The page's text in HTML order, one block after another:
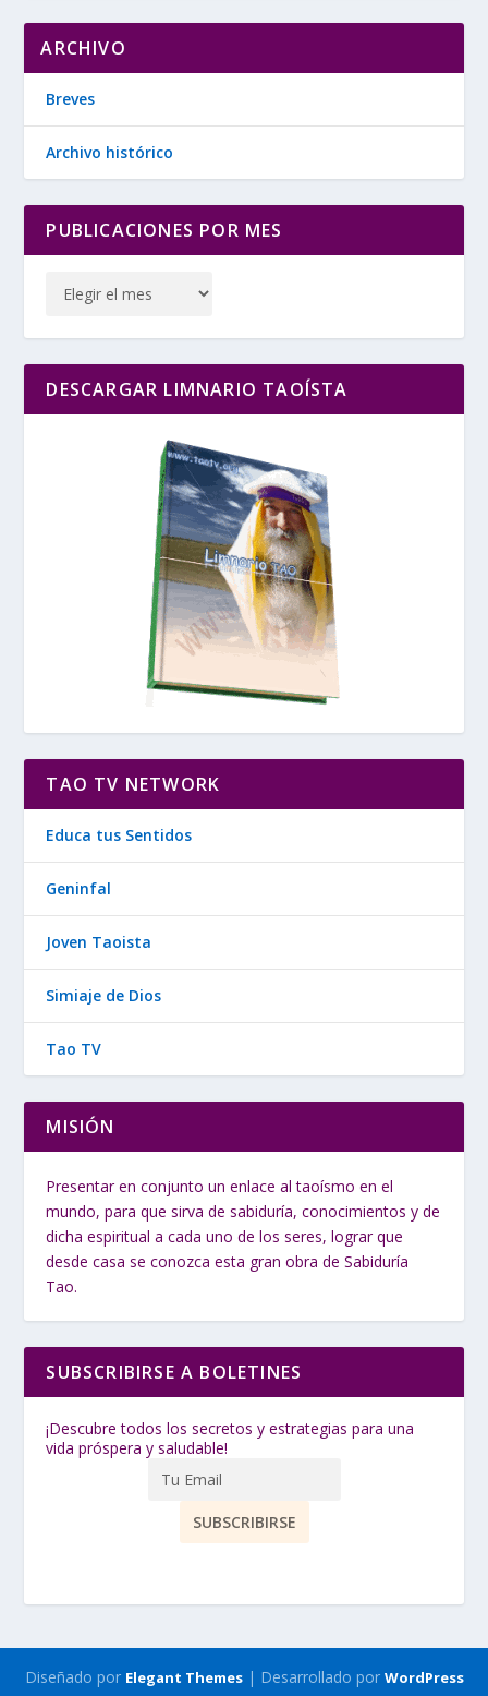
ARCHIVO
Breves
Archivo histórico
PUBLICACIONES POR MES
DESCARGAR LIMNARIO TAOÍSTA
TAO TV NETWORK
Educa tus Sentidos
Geninfal
Joven Taoista
Simiaje de Dios
Tao TV
MISIÓN
Presentar en conjunto un enlace al taoísmo en el
mundo, para que sirva de sabiduría, conocimientos y de
dicha espiritual a cada uno de los seres, lograr que
desde casa se conozca esta gran obra de Sabiduría
Tao.
SUBSCRIBIRSE A BOLETINES
¡Descubre todos los secretos y estrategias para una
vida próspera y saludable!
Diseñado por Elegant Themes| Desarrollado por WordPress